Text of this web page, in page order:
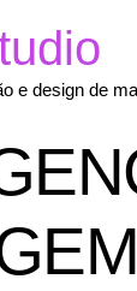
e design de